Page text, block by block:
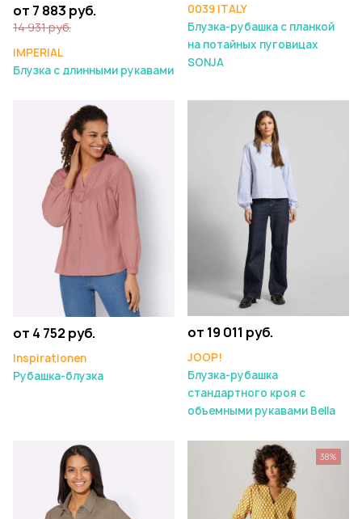
от 7 883 руб.
14 931 руб.
IMPERIAL
Блузка с длинными рукавами
0039 ITALY
Блузка-рубашка с планкой
на потайных пуговицах
SONJA
от 4 752 руб.
Inspirationen
Рубашка-блузка
от 19 011 руб.
JOOP!
Блузка-рубашка
стандартного кроя с
объемными рукавами Bella
38%